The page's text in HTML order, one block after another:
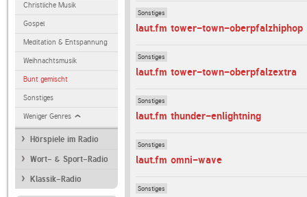
Christliche Musik
Gospel
Meditation & Entspannung
Weihnachtsmusik
Bunt gemischt
Sonstiges
Weniger Genres
Hörspiele im Radio
Wort- & Sport-Radio
Klassik-Radio
Sonstiges
laut.fm tower-town-oberpfalzhiphop
Sonstiges
laut.fm tower-town-oberpfalzextra
Sonstiges
laut.fm thunder-enlightning
Sonstiges
laut.fm omni-wave
Sonstiges